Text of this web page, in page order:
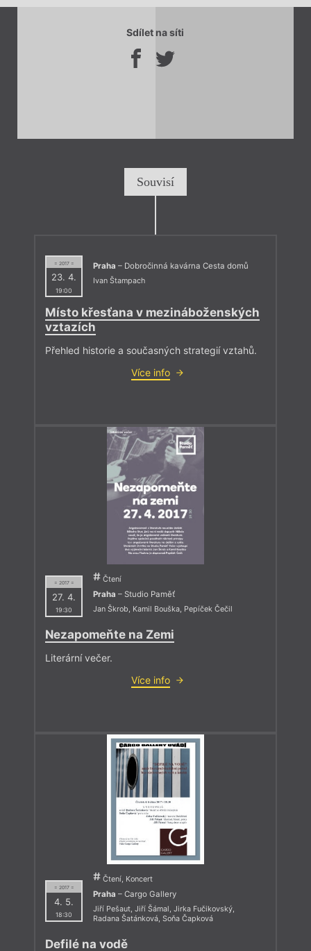
Sdílet na síti
Souvisí
= 2017 =
23. 4.
19:00
Praha – Dobročinná kavárna Cesta domů
Ivan Štampach
Místo křesťana v mezináboženských
vztazích
Přehled historie a současných strategií vztahů.
Více info
= 2017 =
27. 4.
19:30
Čtení
Praha – Studio Paměť
Jan Škrob, Kamil Bouška, Pepíček Čečil
Nezapomeňte na Zemi
Literární večer.
Více info
= 2017 =
4. 5.
18:30
Čtení, Koncert
Praha – Cargo Gallery
Jiří Pešaut, Jiří Šámal, Jirka Fučikovský,
Radana Šatánková, Soňa Čapková
Defilé na vodě